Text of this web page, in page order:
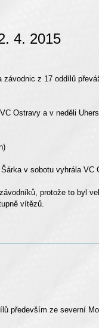
4. 2015
z 17 oddílů
Ostravy a v neděli
v sobotu vyhrála
protože to byl
vítězů.
především ze severní